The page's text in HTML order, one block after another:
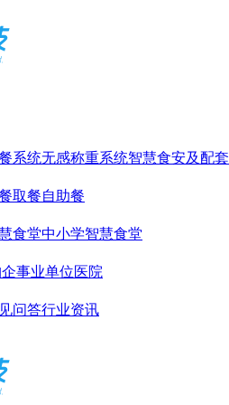
系统无感称重系统智慧食安及配
取餐自助餐
食堂中小学智慧食堂
企事业单位医院
问答行业资讯